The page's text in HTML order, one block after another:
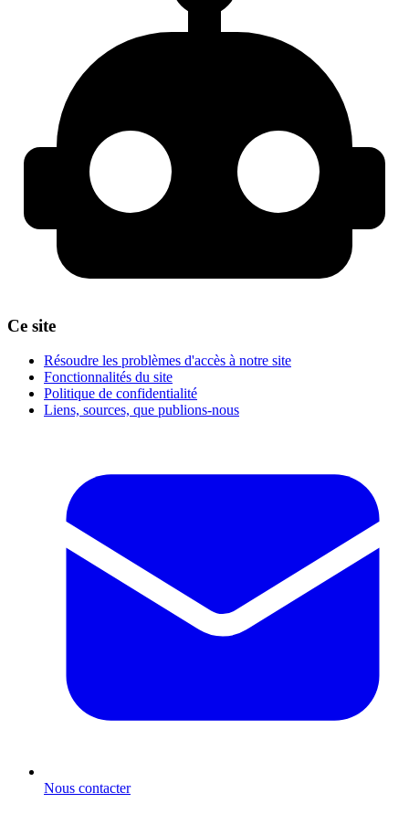
Ce site
Résoudre les problèmes d'accès à notre site
Fonctionnalités du site
Politique de confidentialité
Liens, sources, que publions-nous
Nous contacter